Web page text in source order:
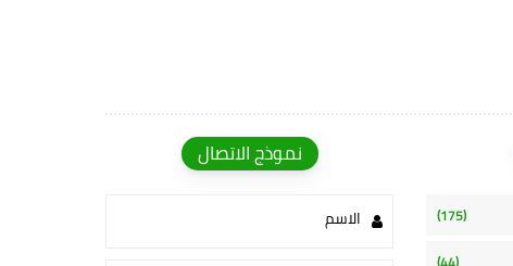
(175)
نموذج الاتصال
الاسم